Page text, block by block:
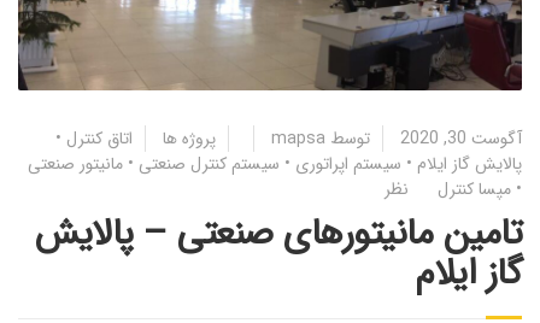
آگوست 30, 2020 توسط mapsa پروژه ها اتاق کنترل •
پالایش گاز ایلام • سیستم اپراتوری • سیستم کنترل صنعتی • مانیتور صنعتی
• مپسا کنترل نظر
تامین مانیتورهای صنعتی – پالایش
گاز ایلام